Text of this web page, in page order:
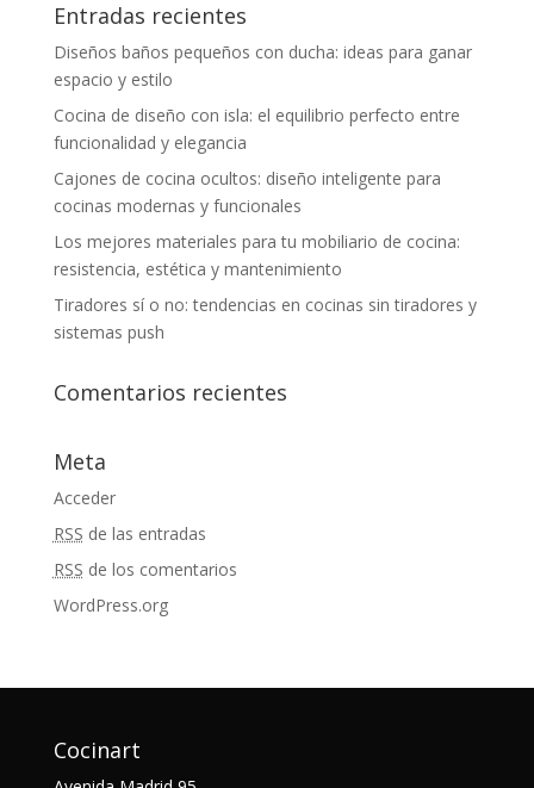
Entradas recientes
Diseños baños pequeños con ducha: ideas para ganar
espacio y estilo
Cocina de diseño con isla: el equilibrio perfecto entre
funcionalidad y elegancia
Cajones de cocina ocultos: diseño inteligente para
cocinas modernas y funcionales
Los mejores materiales para tu mobiliario de cocina:
resistencia, estética y mantenimiento
Tiradores sí o no: tendencias en cocinas sin tiradores y
sistemas push
Comentarios recientes
Meta
Acceder
RSS de las entradas
RSS de los comentarios
WordPress.org
Cocinart